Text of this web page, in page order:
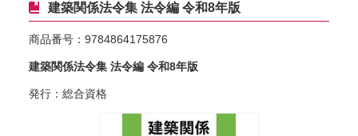
建築関係法令集 法令編 令和8年版
商品番号： 9784864175876
建築関係法令集 法令編 令和8年版
発行：総合資格